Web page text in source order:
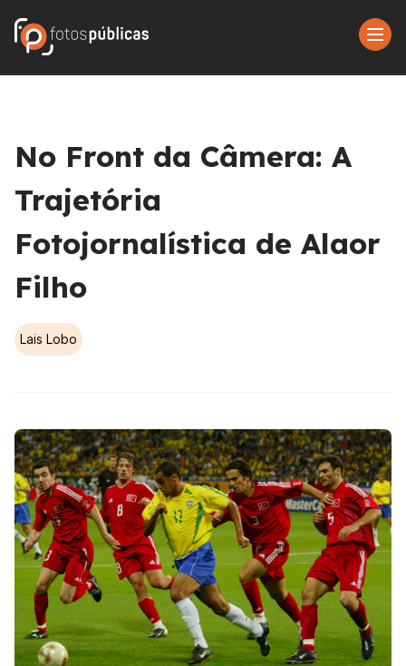
No Front da Câmera: A
Trajetória
Fotojornalística de Alaor
Filho
Lais Lobo